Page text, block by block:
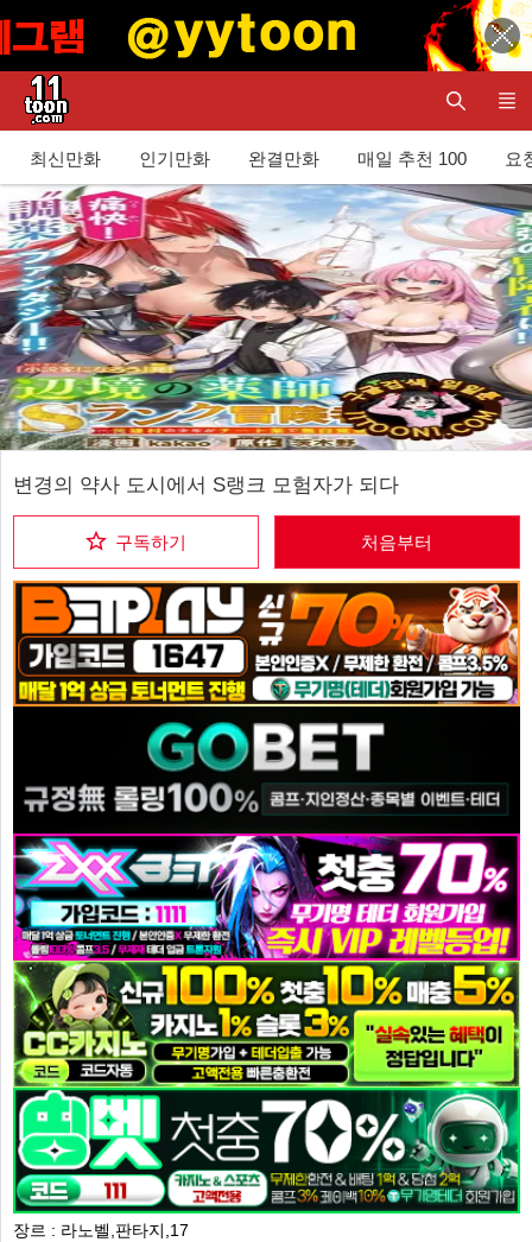
최신만화 인기만화 완결만화 매일 추천 100 요
변경의 약사 도시에서 S랭크 모험자가 되다
구독하기 처음부터
장르 : 라노벨,판타지,17